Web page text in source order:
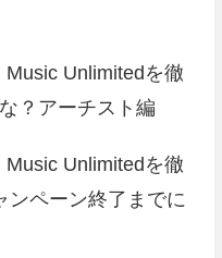
Unlimitedを徹
？アーチスト編
Unlimitedを徹
ンペーン終了までに